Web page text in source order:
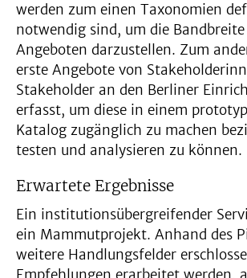
werden zum einen Taxonomien
notwendig sind, um die
Angeboten darzustellen. Zum
erste Angebote von
Stakeholder an den Berliner
erfasst, um diese in einem
Katalog zugänglich zu machen
testen und analysieren zu können.
Erwartete Ergebnisse
Ein institutionsübergreifender
ein Mammutprojekt. Anhand des
weitere Handlungsfelder